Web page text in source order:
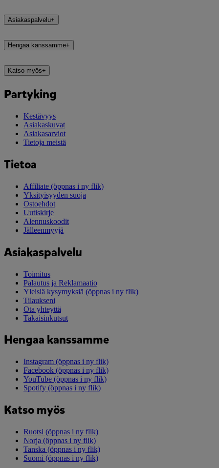
Asiakaspalvelu+
Hengaa kanssamme+
Katso myös+
Partyking
Kestävyys
Asiakaskuvat
Asiakasarviot
Tietoja meistä
Tietoa
Affiliate (öppnas i ny flik)
Yksityisyyden suoja
Ostoehdot
Uutiskirje
Alennuskoodit
Jälleenmyyjä
Asiakaspalvelu
Toimitus
Palautus ja Reklamaatio
Yleisiä kysymyksiä (öppnas i ny flik)
Tilaukseni
Ota yhteyttä
Takaisinkutsut
Hengaa kanssamme
Instagram (öppnas i ny flik)
Facebook (öppnas i ny flik)
YouTube (öppnas i ny flik)
Spotify (öppnas i ny flik)
Katso myös
Ruotsi (öppnas i ny flik)
Norja (öppnas i ny flik)
Tanska (öppnas i ny flik)
Suomi (öppnas i ny flik)